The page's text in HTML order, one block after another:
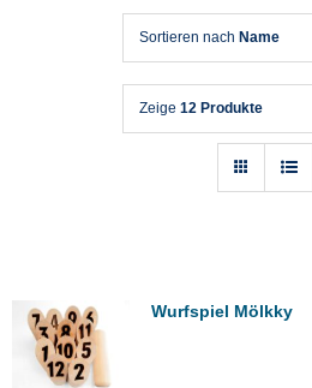
Sortieren nach Name
Zeige 12 Produkte
Wurfspiel Mölkky